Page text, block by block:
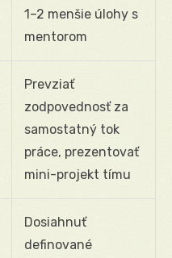
1–2 menšie úlohy s
mentorom
Prevziať
zodpovednosť za
samostatný tok
práce, prezentovať
mini-projekt tímu
Dosiahnuť
definované